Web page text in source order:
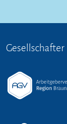
Gesellschafter